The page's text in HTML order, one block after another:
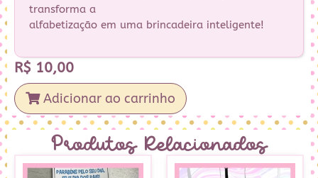
transforma a
alfabetização em uma brincadeira inteligente!
R$ 10,00
Adicionar ao carrinho
Produtos Relacionados